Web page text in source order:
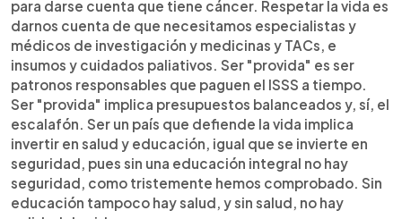
para darse cuenta que tiene cáncer. Respetar la vida es
darnos cuenta de que necesitamos especialistas y
médicos de investigación y medicinas y TACs, e
insumos y cuidados paliativos. Ser "provida" es ser
patronos responsables que paguen el ISSS a tiempo.
Ser "provida" implica presupuestos balanceados y, sí, el
escalafón. Ser un país que defiende la vida implica
invertir en salud y educación, igual que se invierte en
seguridad, pues sin una educación integral no hay
seguridad, como tristemente hemos comprobado. Sin
educación tampoco hay salud, y sin salud, no hay